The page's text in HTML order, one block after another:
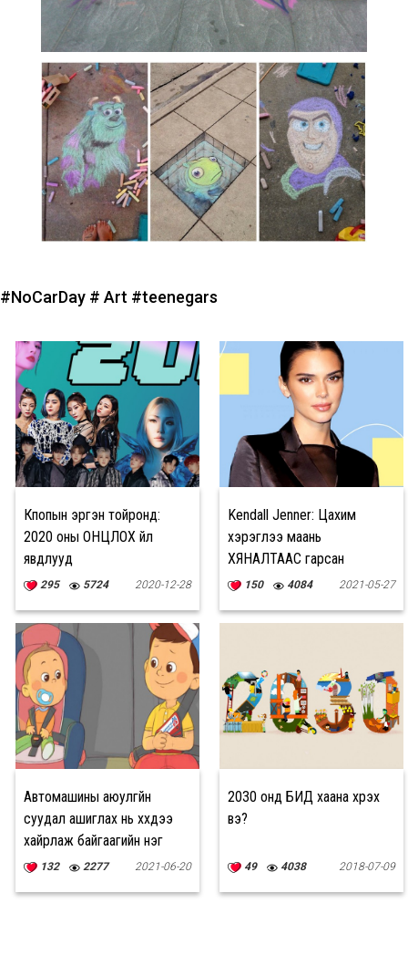
#NoCarDay # Art #teenegars
Кпопын эргэн тойронд:
2020 оны ОНЦЛОХ үйл
явдлууд
295 5724 2020-12-28
Kendall Jenner: Цахим
хэрэглээ маань
ХЯНАЛТААС гарсан
150 4084 2021-05-27
Автомашины аюулгүйн
суудал ашиглах нь хүүхдээ
хайрлаж байгаагийн нэг
илэрхийлэл
132 2277 2021-06-20
2030 онд БИД хаана хүрэх
вэ?
49 4038 2018-07-09